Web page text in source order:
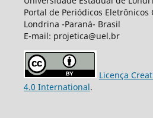
Portal de Periódicos Eletrônicos
Londrina -Paraná- Brasil
E-mail: projetica@uel.br
Licença
4.0 International.